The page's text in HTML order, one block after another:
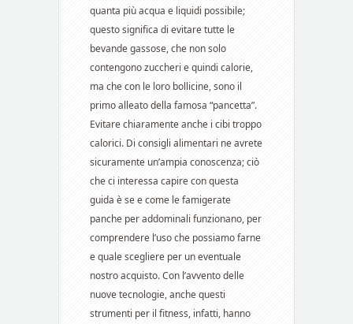
quanta più acqua e liquidi possibile;
questo significa di evitare tutte le
bevande gassose, che non solo
contengono zuccheri e quindi calorie,
ma che con le loro bollicine, sono il
primo alleato della famosa “pancetta”.
Evitare chiaramente anche i cibi troppo
calorici. Di consigli alimentari ne avrete
sicuramente un’ampia conoscenza; ciò
che ci interessa capire con questa
guida è se e come le famigerate
panche per addominali funzionano, per
comprendere l’uso che possiamo farne
e quale scegliere per un eventuale
nostro acquisto. Con l’avvento delle
nuove tecnologie, anche questi
strumenti per il fitness, infatti, hanno